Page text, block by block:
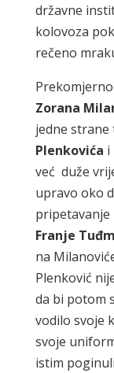
državne
kolovoza
rečeno
Zorana
jedne strane
Plenkovića i
već duže
upravo oko
pripetavanje
Franje
na
Plenković
da bi potom
vodilo svoje
svoje
istim